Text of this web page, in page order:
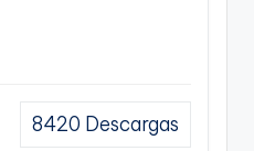
8420 Descargas